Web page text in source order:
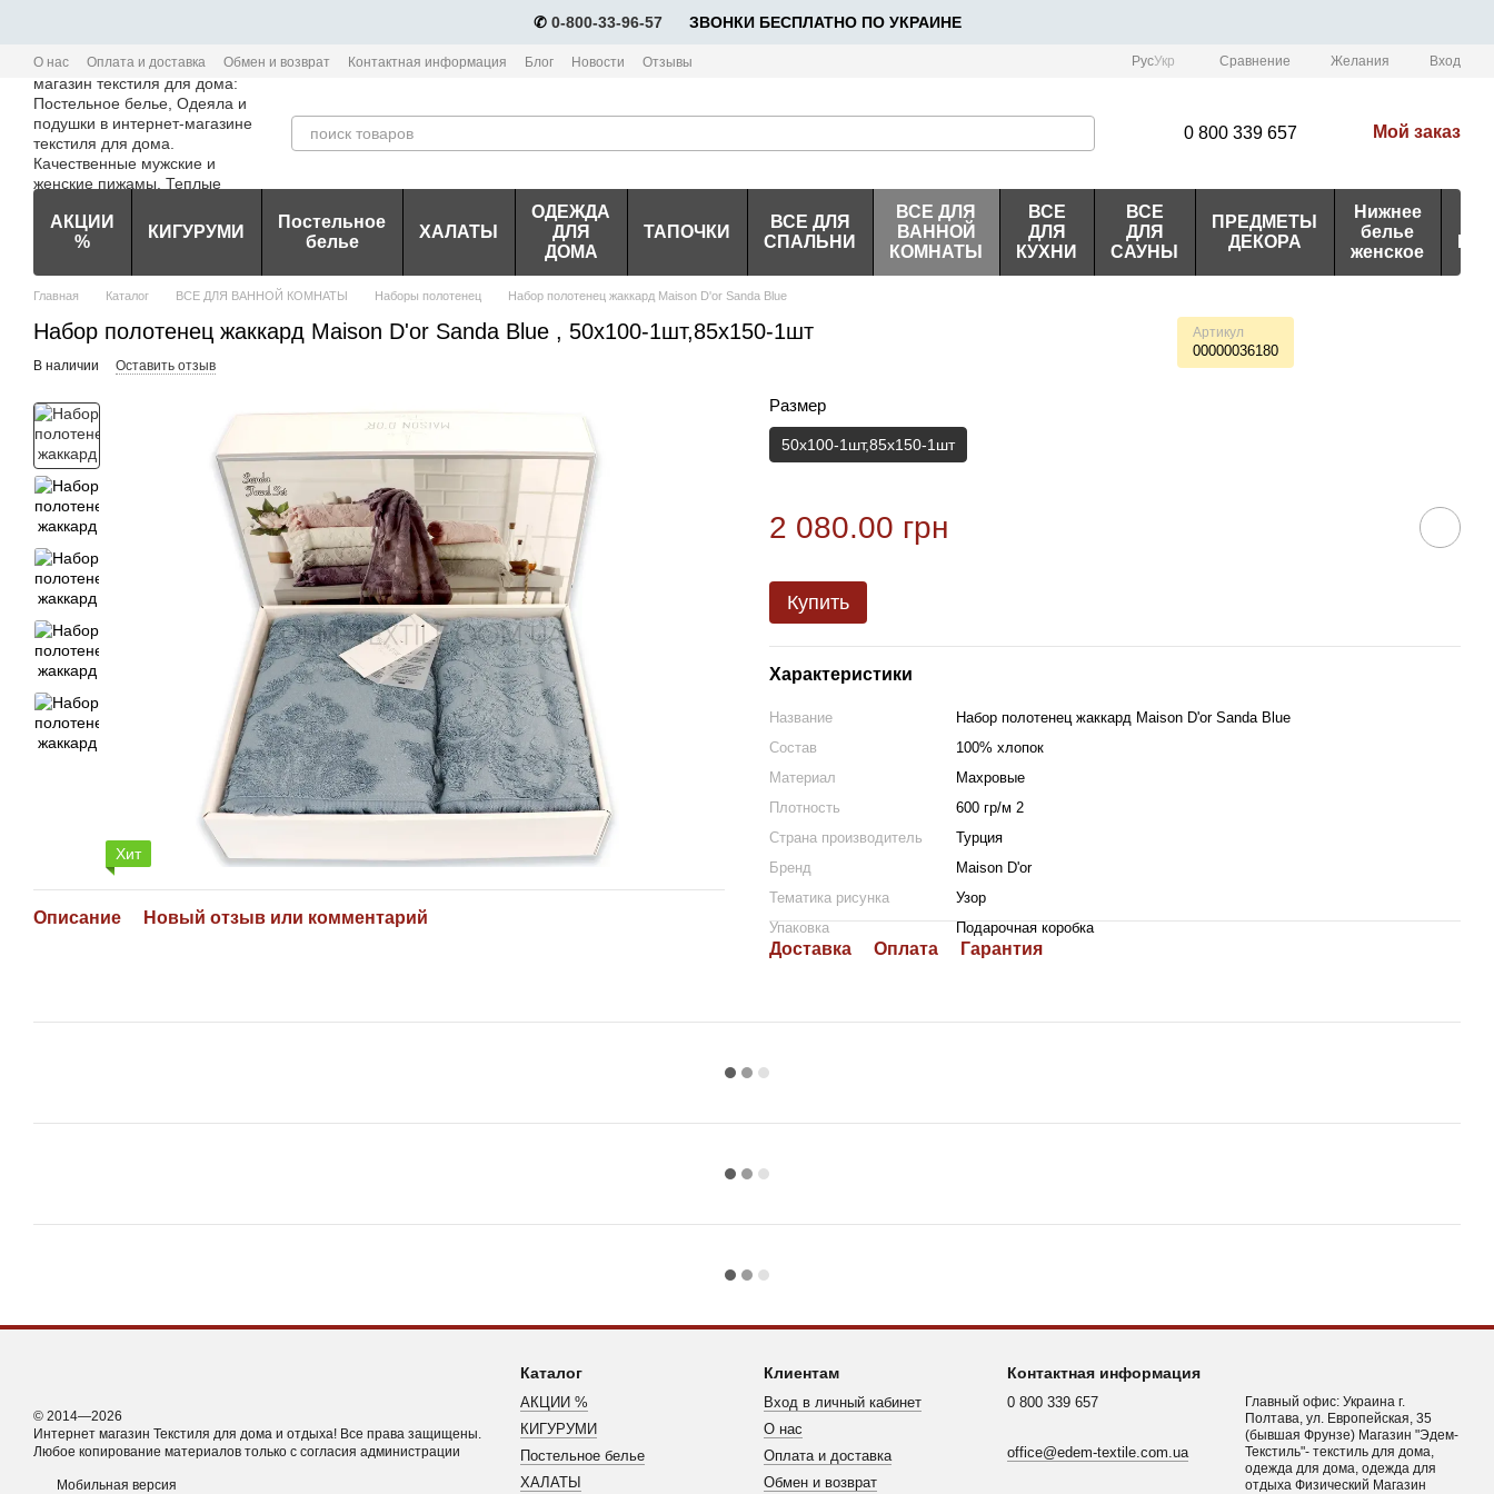
✆ 0-800-33-96-57⠀⠀ЗВОНКИ БЕСПЛАТНО ПО УКРАИНЕ
О нас Оплата и доставка Обмен и возврат Контактная информация Блог Новости
Отзывы
Политика конфиденциальности мобильного приложения Edem-Textile
РусУкр Сравнение Желания Вход
0 800 339 657 Мой заказ
АКЦИИ
%
КИГУРУМИ
Постельное
белье
ХАЛАТЫ
ОДЕЖДА
ДЛЯ
ДОМА
ТАПОЧКИ
ВСЕ ДЛЯ
СПАЛЬНИ
ВСЕ ДЛЯ
ВАННОЙ
КОМНАТЫ
ВСЕ
ДЛЯ
КУХНИ
ВСЕ
ДЛЯ
САУНЫ
ПРЕДМЕТЫ
ДЕКОРА
Нижнее
белье
женское
Главная Каталог ВСЕ ДЛЯ ВАННОЙ КОМНАТЫ Наборы полотенец Набор полотенец жаккард Maison D'or Sanda Blue
Набор полотенец жаккард Maison D'or Sanda Blue , 50х100-1шт,85х150-1шт Артикул
00000036180
В наличии Оставить отзыв
Хит
Описание Новый отзыв или комментарий
Размер
50х100-1шт,85х150-1шт
2 080.00 грн
Купить
Характеристики
Название
Набор полотенец жаккард Maison D'or Sanda Blue
Состав
100% хлопок
Материал
Махровые
Плотность
600 гр/м 2
Страна производитель
Турция
Бренд
Maison D'or
Тематика рисунка
Узор
Упаковка
Подарочная коробка
Доставка Оплата Гарантия
© 2014—2026
Интернет магазин Текстиля для дома и отдыха! Все права защищены.
Любое копирование материалов только с согласия администрации
Мобильная версия
Каталог
АКЦИИ %
КИГУРУМИ
Постельное белье
ХАЛАТЫ
Клиентам
Вход в личный кабинет
О нас
Оплата и доставка
Обмен и возврат
Контактная информация
0 800 339 657
office@edem-textile.com.ua
Главный офис: Украина г.
Полтава, ул. Европейская, 35
(бывшая Фрунзе) Магазин "Эдем-
Текстиль"- текстиль для дома,
одежда для дома, одежда для
отдыха Физический Магазин